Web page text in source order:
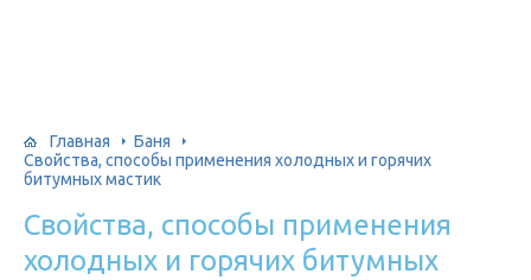
Главная
Баня
Свойства, способы применения холодных и горячих
битумных мастик
Свойства, способы применения
холодных и горячих битумных